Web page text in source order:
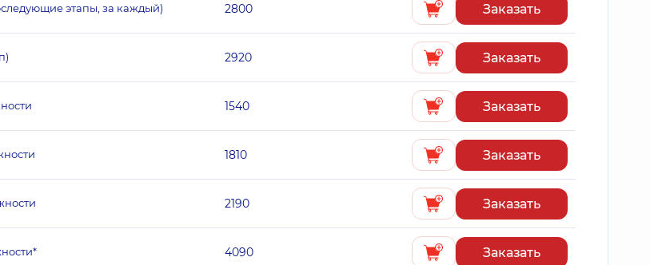
этапы, за каждый) 2800 Заказать
2920 Заказать
1540 Заказать
1810 Заказать
2190 Заказать
4090 Заказать